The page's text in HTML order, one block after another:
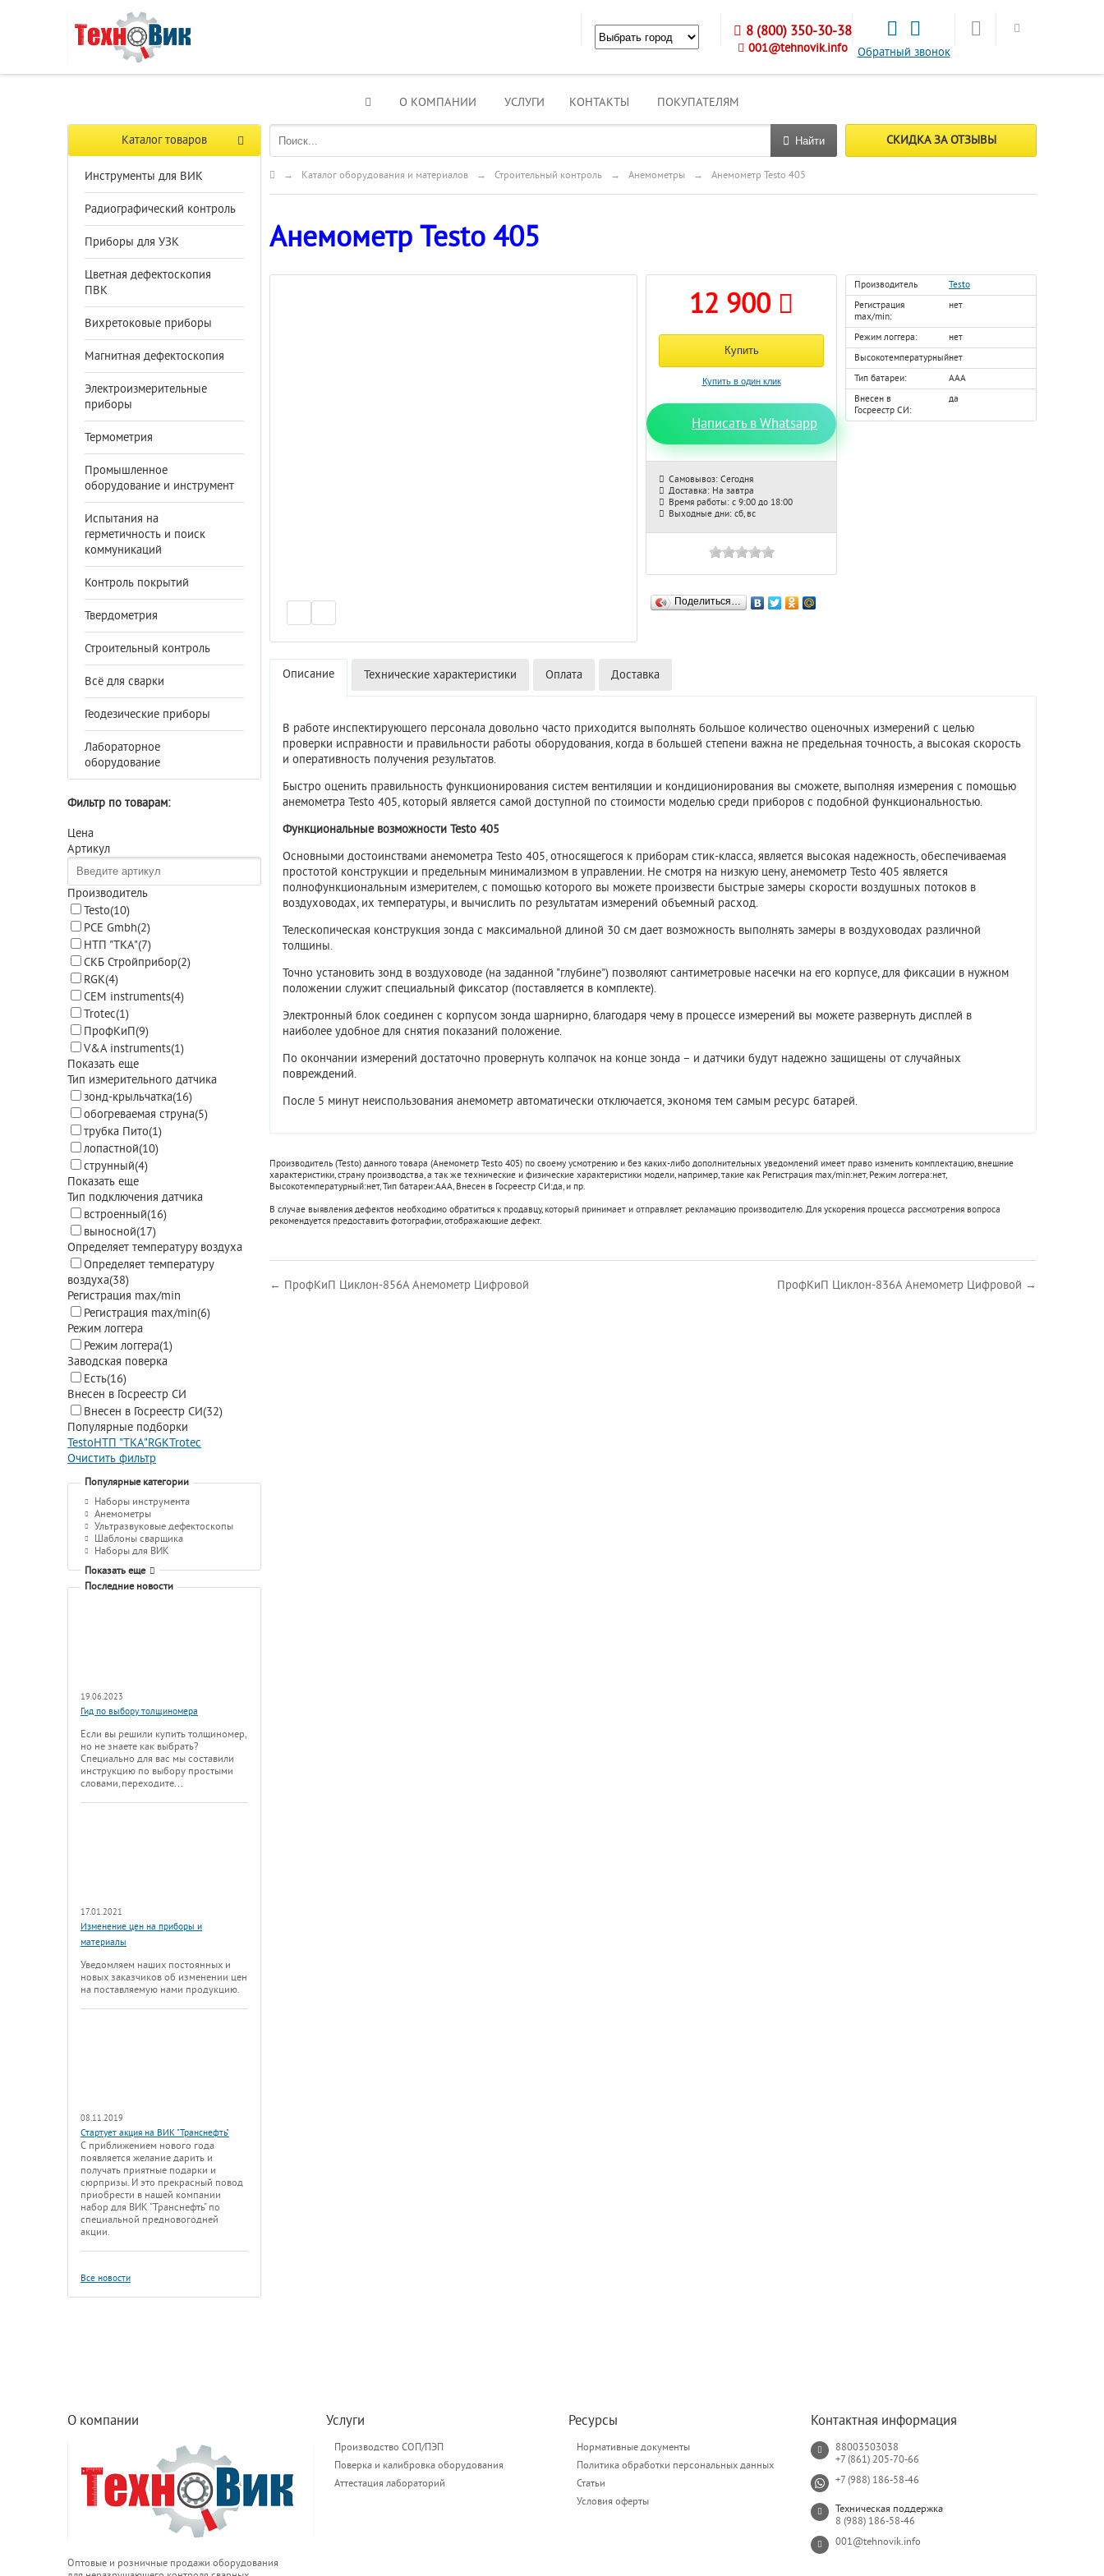
Обратный звонок
8 (800) 350-30-38
001@tehnovik.info
О КОМПАНИИ УСЛУГИ КОНТАКТЫ ПОКУПАТЕЛЯМ
Каталог товаров
Инструменты для ВИК
Радиографический контроль
Приборы для УЗК
Цветная дефектоскопия
ПВК
Вихретоковые приборы
Магнитная дефектоскопия
Электроизмерительные
приборы
Термометрия
Промышленное
оборудование и инструмент
Испытания на
герметичность и поиск
коммуникаций
Контроль покрытий
Твердометрия
Строительный контроль
Всё для сварки
Геодезические приборы
Лабораторное
оборудование
Фильтр по товарам:
Цена
Артикул
Производитель
Testo(10)
PCE Gmbh(2)
НТП "ТКА"(7)
СКБ Стройприбор(2)
RGK(4)
CEM instruments(4)
Trotec(1)
ПрофКиП(9)
V&A instruments(1)
Показать еще
Тип измерительного датчика
зонд-крыльчатка(16)
обогреваемая струна(5)
трубка Пито(1)
лопастной(10)
струнный(4)
Показать еще
Тип подключения датчика
встроенный(16)
выносной(17)
Определяет температуру воздуха
Определяет температуру
воздуха(38)
Регистрация max/min
Регистрация max/min(6)
Режим логгера
Режим логгера(1)
Заводская поверка
Есть(16)
Внесен в Госреестр СИ
Внесен в Госреестр СИ(32)
Популярные подборки
TestoНТП "ТКА"RGKTrotec
Очистить фильтр
Популярные категории
Наборы инструмента
Анемометры
Ультразвуковые дефектоскопы
Шаблоны сварщика
Наборы для ВИК
Показать еще
Последние новости
19.06.2023
Гид по выбору толщиномера
Если вы решили купить толщиномер,
но не знаете как выбрать?
Специально для вас мы составили
инструкцию по выбору простыми
словами, переходите...
17.01.2021
Изменение цен на приборы и
материалы
Уведомляем наших постоянных и
новых заказчиков об изменении цен
на поставляемую нами продукцию.
08.11.2019
Стартует акция на ВИК "Транснефть"
С приближением нового года
появляется желание дарить и
получать приятные подарки и
сюрпризы. И это прекрасный повод
приобрести в нашей компании
набор для ВИК "Транснефть" по
специальной предновогодней
акции.
Все новости
Найти СКИДКА ЗА ОТЗЫВЫ
→ Каталог оборудования и материалов → Строительный контроль → Анемометры → Анемометр Testo 405
Анемометр Testo 405
12 900
Написать в Whatsapp
Самовывоз: Сегодня
Доставка: На завтра
Время работы: с 9:00 до 18:00
Выходные дни: сб, вс
Поделиться…
Производитель
Testo
Регистрация
max/min:
нет
Режим логгера:
нет
Высокотемпературный:нет
Тип батареи:
ААА
Внесен в
Госреестр СИ:
да
Описание Технические характеристики Оплата Доставка
В работе инспектирующего персонала довольно часто приходится выполнять большое количество оценочных измерений с целью
проверки исправности и правильности работы оборудования, когда в большей степени важна не предельная точность, а высокая скорость
и оперативность получения результатов.
Быстро оценить правильность функционирования систем вентиляции и кондиционирования вы сможете, выполняя измерения с помощью
анемометра Testo 405, который является самой доступной по стоимости моделью среди приборов с подобной функциональностью.
Функциональные возможности Testo 405
Основными достоинствами анемометра Testo 405, относящегося к приборам стик-класса, является высокая надежность, обеспечиваемая
простотой конструкции и предельным минимализмом в управлении. Не смотря на низкую цену, анемометр Testo 405 является
полнофункциональным измерителем, с помощью которого вы можете произвести быстрые замеры скорости воздушных потоков в
воздуховодах, их температуры, и вычислить по результатам измерений объемный расход.
Телескопическая конструкция зонда с максимальной длиной 30 см дает возможность выполнять замеры в воздуховодах различной
толщины.
Точно установить зонд в воздуховоде (на заданной "глубине") позволяют сантиметровые насечки на его корпусе, для фиксации в нужном
положении служит специальный фиксатор (поставляется в комплекте).
Электронный блок соединен с корпусом зонда шарнирно, благодаря чему в процессе измерений вы можете развернуть дисплей в
наиболее удобное для снятия показаний положение.
По окончании измерений достаточно провернуть колпачок на конце зонда – и датчики будут надежно защищены от случайных
повреждений.
После 5 минут неиспользования анемометр автоматически отключается, экономя тем самым ресурс батарей.
Производитель (Testo) данного товара (Анемометр Testo 405) по своему усмотрению и без каких-либо дополнительных уведомлений имеет право изменить комплектацию, внешние
характеристики, страну производства, а так же технические и физические характеристики модели, например, такие как Регистрация max/min:нет, Режим логгера:нет,
Высокотемпературный:нет,Тип батареи:ААА, Внесен в Госреестр СИ:да, и пр.
В случае выявления дефектов необходимо обратиться к продавцу, который принимает и отправляет рекламацию производителю. Для ускорения процесса рассмотрения вопроса
рекомендуется предоставить фотографии, отображающие дефект.
← ПрофКиП Циклон-856А Анемометр Цифровой ПрофКиП Циклон-836А Анемометр Цифровой →
О компании
Оптовые и розничные продажи оборудования
Услуги
Производство СОП/ПЭП
Поверка и калибровка оборудования
Аттестация лабораторий
Ресурсы
Нормативные документы
Политика обработки персональных данных
Статьи
Условия оферты
Контактная информация
88003503038
+7 (861) 205-70-66
+7 (988) 186-58-46
Техническая поддержка
8 (988) 186-58-46
001@tehnovik.info